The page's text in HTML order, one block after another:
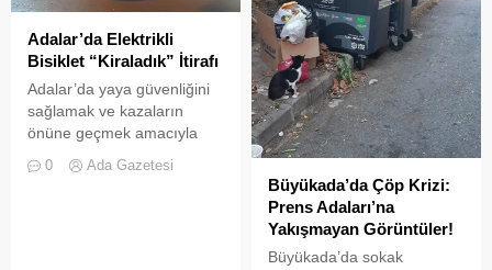
Adalar’da Elektrikli
Bisiklet “Kiraladık” İtirafı
Adalar’da yaya güvenliğini
sağlamak ve kazaların
önüne geçmek amacıyla
kiralama yasağı” adeta hiçe
0 Ada Gazetesi
Büyükada’da Çöp Krizi:
Prens Adaları’na
Yakışmayan Görüntüler!
Büyükada’da sokak